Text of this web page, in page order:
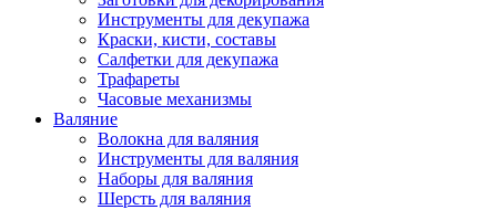
Инструменты для декупажа
Краски, кисти, составы
Салфетки для декупажа
Трафареты
Часовые механизмы
Валяние
Волокна для валяния
Инструменты для валяния
Наборы для валяния
Шерсть для валяния